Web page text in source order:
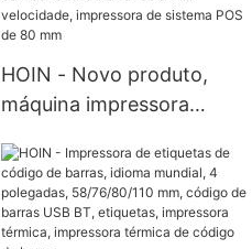
HOIN - Novo produto,
máquina impressora
mm com cortador
automático e alta
velocidade, impressora de